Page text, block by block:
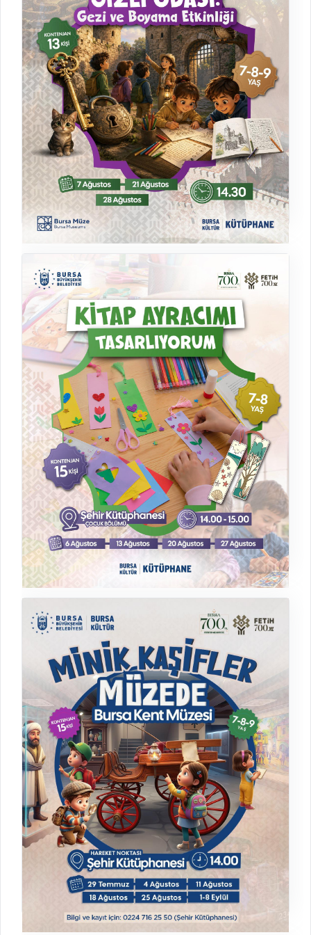
Zindankapı'nın Gizli Odası: Gezi ve Boyama
Atölyesi
Etkinlik
07.08.2026 - 28.08.2026
Bursa Şehir Kütüphanesi
Kitap Ayracımı Tasarlıyorum
Atölye
06.08.2026 - 27.08.2026
Bursa Şehir Kütüphanesi